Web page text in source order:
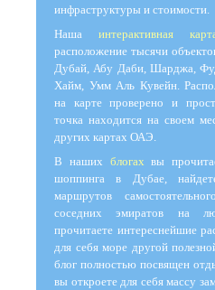
инфраструктуры и стоимости.
Наша интерактивная
расположение тысячи
Дубай, Абу Даби, Шарджа,
Хайм, Умм Аль Кувейн.
на карте проверено и
точка находится на своем
других картах ОАЭ.
В наших блогах вы
шоппинга в Дубае,
маршрутов
соседних эмиратов на
прочитаете интереснейшие
для себя море другой
блог полностью посвящен
вы откроете для себя массу